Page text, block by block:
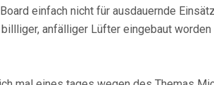
einfach nicht für ausdauernde
anfälliger Lüfter eingebaut worden